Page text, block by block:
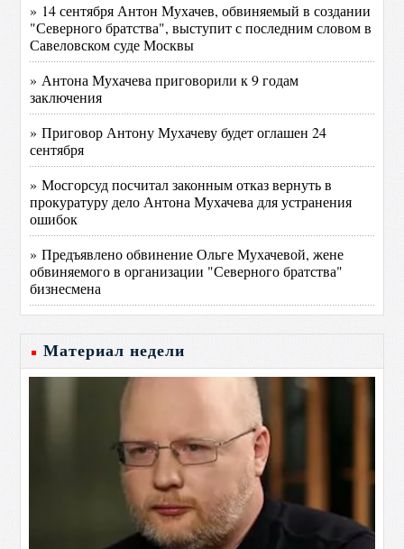
» 14 сентября Антон Мухачев, обвиняемый в создании
"Северного братства", выступит с последним словом в
Савеловском суде Москвы
» Антона Мухачева приговорили к 9 годам
заключения
» Приговор Антону Мухачеву будет оглашен 24
сентября
» Мосгорсуд посчитал законным отказ вернуть в
прокуратуру дело Антона Мухачева для устранения
ошибок
» Предъявлено обвинение Ольге Мухачевой, жене
обвиняемого в организации "Северного братства"
бизнесмена
Материал недели